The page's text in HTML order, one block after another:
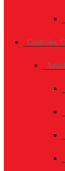
Controles,